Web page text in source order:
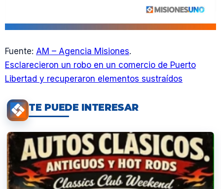
Fuente: AM – Agencia Misiones.
Esclarecieron un robo en un comercio de Puerto
Libertad y recuperaron elementos sustraídos
TE PUEDE INTERESAR